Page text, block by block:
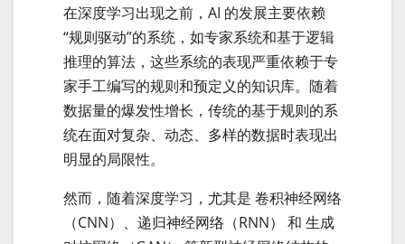
在深度学习出现之前，AI 的发展主要依赖
“规则驱动”的系统，如专家系统和基于逻辑
推理的算法，这些系统的表现严重依赖于专
家手工编写的规则和预定义的知识库。随着
数据量的爆发性增长，传统的基于规则的系
统在面对复杂、动态、多样的数据时表现出
明显的局限性。
然而，随着深度学习，尤其是 卷积神经网络
（CNN）、递归神经网络（RNN） 和 生成